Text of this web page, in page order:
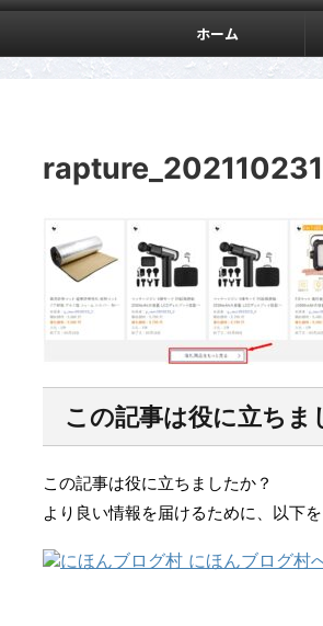
ホーム
この記事は役に立ちま
この記事は役に立ちましたか？
より良い情報を届けるために、以下